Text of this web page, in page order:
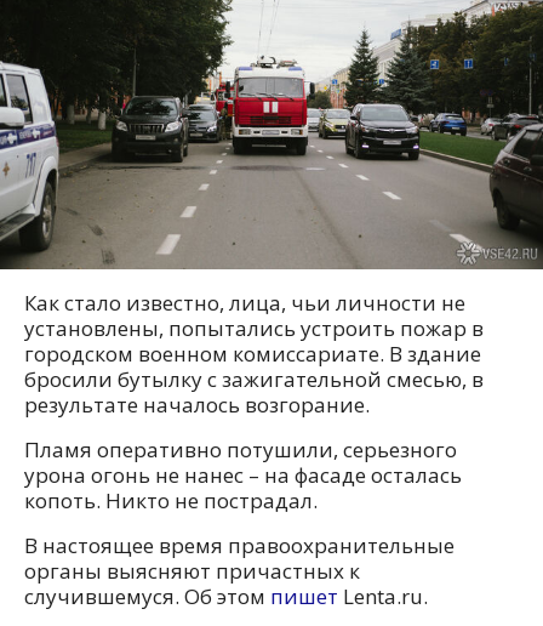
Как стало известно, лица, чьи личности не
установлены, попытались устроить пожар в
городском военном комиссариате. В здание
бросили бутылку с зажигательной смесью, в
результате началось возгорание.
Пламя оперативно потушили, серьезного
урона огонь не нанес – на фасаде осталась
копоть. Никто не пострадал.
В настоящее время правоохранительные
органы выясняют причастных к
случившемуся. Об этом пишет Lenta.ru.